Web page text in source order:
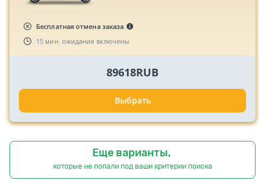
Бесплатная отмена заказа
15 мин. ожидания включены
89618RUB
Выбрать
Еще варианты,
которые не попали под ваши критерии поиска